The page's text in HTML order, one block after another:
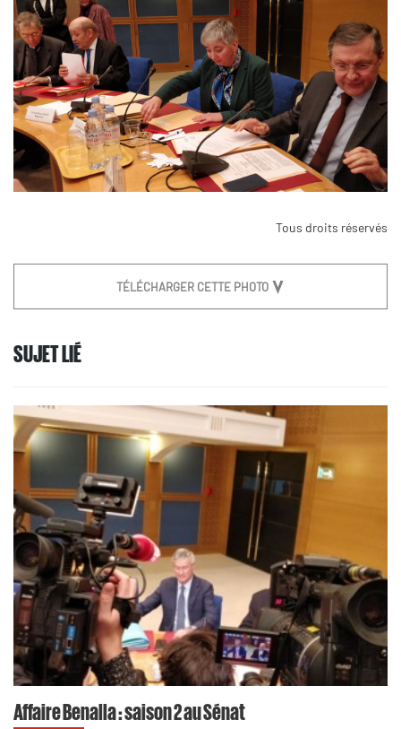
Tous droits réservés
TÉLÉCHARGER CETTE PHOTO
SUJET LIÉ
Affaire Benalla : saison 2 au Sénat